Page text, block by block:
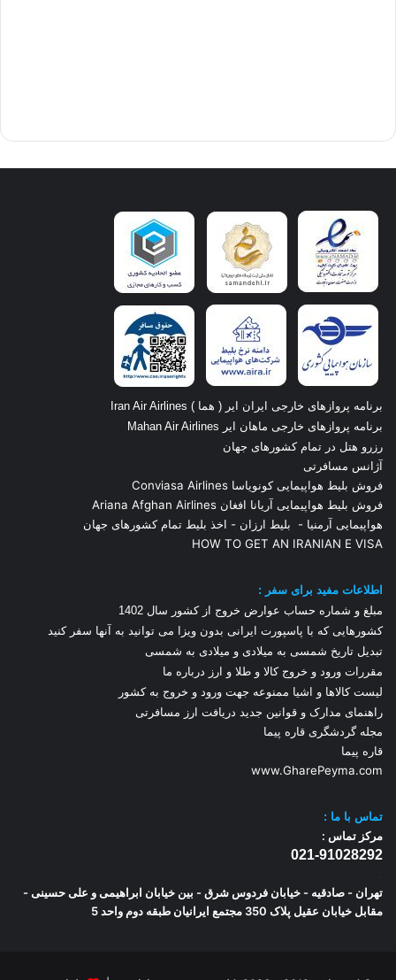
برنامه پروازهای خارجی ایران ایر ( هما ) Iran Air Airlines
برنامه پروازهای خارجی ماهان ایر Mahan Air Airlines
رزرو هتل در تمام کشورهای جهان
آژانس مسافرتی
فروش بلیط هواپیمایی کونویاسا Conviasa Airlines
فروش بلیط هواپیمایی آریانا افغان Ariana Afghan Airlines
هواپیمایی آرمنیا - بلیط ارزان - اخذ بلیط تمام کشورهای جهان
HOW TO GET AN IRANIAN E VISA
اطلاعات مفید برای سفر :
مبلغ و شماره حساب عوارض خروج از کشور سال 1 402
کشورهایی که با پاسپورت ایرانی بدون ویزا می توانید به آنها سفر کنید
تبدیل تاریخ شمسی به میلادی و میلادی به شمسی
مقررات ورود و خروج کالا و طلا و ارز درباره ما
لیست کالاها و اشیا ممنوعه جهت ورود و خروج به کشور
راهنمای مدارک و قوانین جدید دریافت ارز مسافرتی
مجله گردشگری قاره پیما
قاره پیما
www.GharePeyma.com
تماس با ما :
مرکز تماس :
021-91028292
تهران - صادقیه - خیابان فردوس شرق - بین خیابان ابراهیمی و علی حسینی -
مقابل خیابان عقیل پلاک 350 مجتمع ایرانیان طبقه دوم واحد 5